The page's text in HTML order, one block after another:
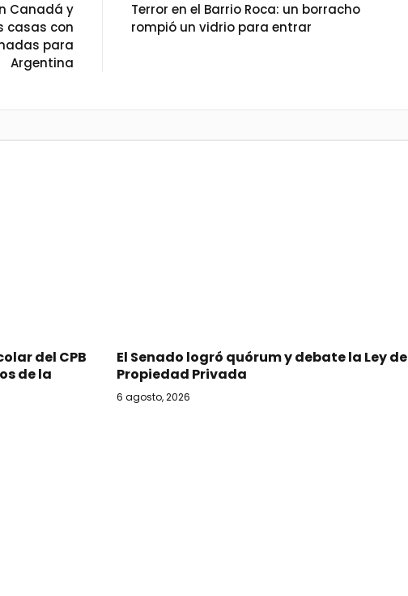
Canadá y
casas con
para
Argentina
Terror en el Barrio Roca: un borracho
rompió un vidrio para entrar
del CPB
de la
El Senado logró quórum y debate la Ley de
Propiedad Privada
6 agosto, 2026